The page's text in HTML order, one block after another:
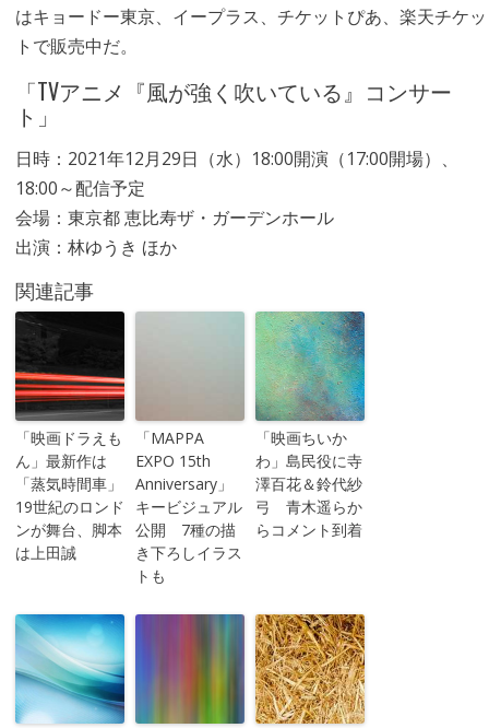
はキョードー東京、イープラス、チケットぴあ、楽天チケッ
トで販売中だ。
「TVアニメ『風が強く吹いている』コンサー
ト」
日時：2021年12月29日（水）18:00開演（17:00開場）、
18:00～配信予定
会場：東京都 恵比寿ザ・ガーデンホール
出演：林ゆうき ほか
関連記事
「映画ドラえも
ん」最新作は
「蒸気時間車」
19世紀のロンド
ンが舞台、脚本
は上田誠
「MAPPA
EXPO 15th
Anniversary」
キービジュアル
公開 7種の描
き下ろしイラス
トも
「映画ちいか
わ」島民役に寺
澤百花＆鈴代紗
弓 青木遥らか
らコメント到着